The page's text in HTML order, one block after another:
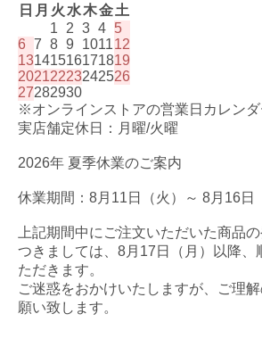
日 月 火 水木金土
1
2 3 4 5
6 7 8 9 101112
13141516171819
20212223242526
27282930
※オンラインストアの営業日カレンダ
実店舗定休日：月曜/火曜
2026年 夏季休業のご案内
休業期間：8月11日（火）～ 8月16日
上記期間中にご注文いただいた商品
つきましては、8月17日（月）以降、
ただきます。
ご迷惑をおかけいたしますが、ご理
願い致します。